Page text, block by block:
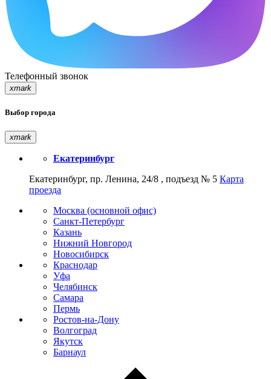
Телефонный звонок
xmark
Выбор города
xmark
Екатеринбург
Екатеринбург, пр. Ленина, 24/8 , подъезд № 5 Карта
проезда
Москва (основной офис)
Санкт-Петербург
Казань
Нижний Новгород
Новосибирск
Краснодар
Уфа
Челябинск
Самара
Пермь
Ростов-на-Дону
Волгоград
Якутск
Барнаул